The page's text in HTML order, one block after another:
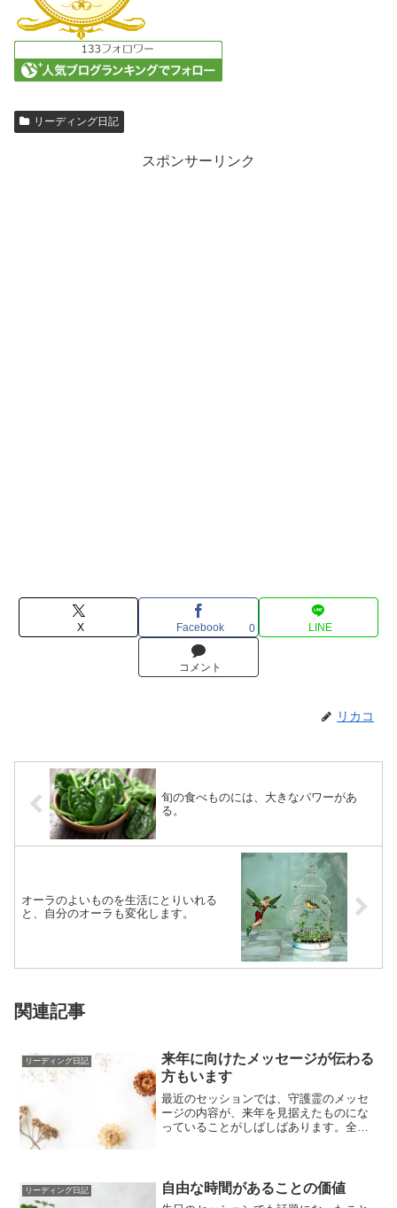
リーディング日記
スポンサーリンク
X Facebook 0 LINE
コメント
リカコ
旬の食べものには、大きなパワーがあ
る。
オーラのよいものを生活にとりいれる
と、自分のオーラも変化します。
関連記事
リーディング日記
来年に向けたメッセージが伝わる
方もいます
最近のセッションでは、守護霊のメッセ
ージの内容が、来年を見据えたものにな
っていることがしばしばあります。全員
リーディング日記 自由な時間があることの価値